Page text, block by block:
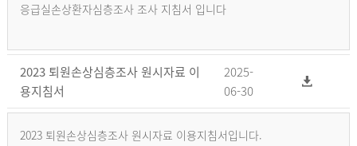
응급실손상환자심층조사 조사 지침서 입니다
2023 퇴원손상심층조사 원시자료 이
용지침서
2025-
06-30
2023 퇴원손상심층조사 원시자료 이용지침서입니다.